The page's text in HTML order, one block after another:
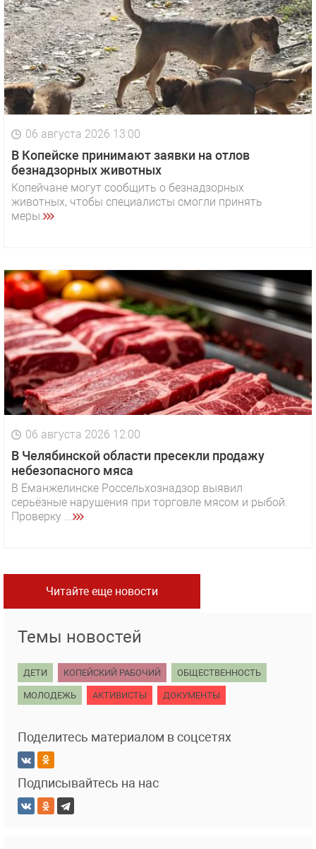
06 августа 2026 13:00
В Копейске принимают заявки на отлов
безнадзорных животных
Копейчане могут сообщить о безнадзорных
животных, чтобы специалисты смогли принять
меры.
06 августа 2026 12:00
В Челябинской области пресекли продажу
небезопасного мяса
В Еманжелинске Россельхознадзор выявил
серьёзные нарушения при торговле мясом и рыбой.
Проверку ...
Читайте еще новости
Темы новостей
ДЕТИ КОПЕЙСКИЙ РАБОЧИЙ ОБЩЕСТВЕННОСТЬ
МОЛОДЕЖЬ АКТИВИСТЫ ДОКУМЕНТЫ
Поделитесь материалом в соцсетях
Подписывайтесь на нас